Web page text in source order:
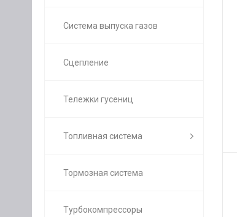
Система выпуска газов
Сцепление
Тележки гусениц
Топливная система
Тормозная система
Турбокомпрессоры